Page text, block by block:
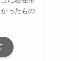
ったもの